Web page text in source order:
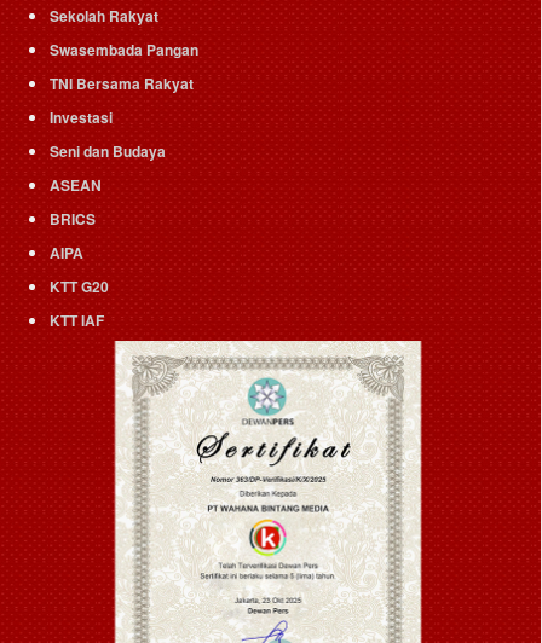
Sekolah Rakyat
Swasembada Pangan
TNI Bersama Rakyat
Investasi
Seni dan Budaya
ASEAN
BRICS
AIPA
KTT G20
KTT IAF